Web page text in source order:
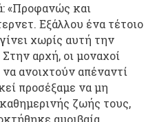
«Προφανώς και
Εξάλλου ένα τέτοιο
χωρίς αυτή την
αρχή, οι μοναχοί
ανοιχτούν απέναντί
προσέξαμε να μη
ζωής τους,